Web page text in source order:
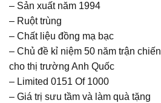
– Sản xuất năm 1994
– Ruột trùng
– Chất liệu đồng mạ bạc
– Chủ đề kỉ niệm 50 năm trận
cho thị trường Anh Quốc
– Limited 0151 Of 1000
– Giá trị sưu tầm và làm quà tặng